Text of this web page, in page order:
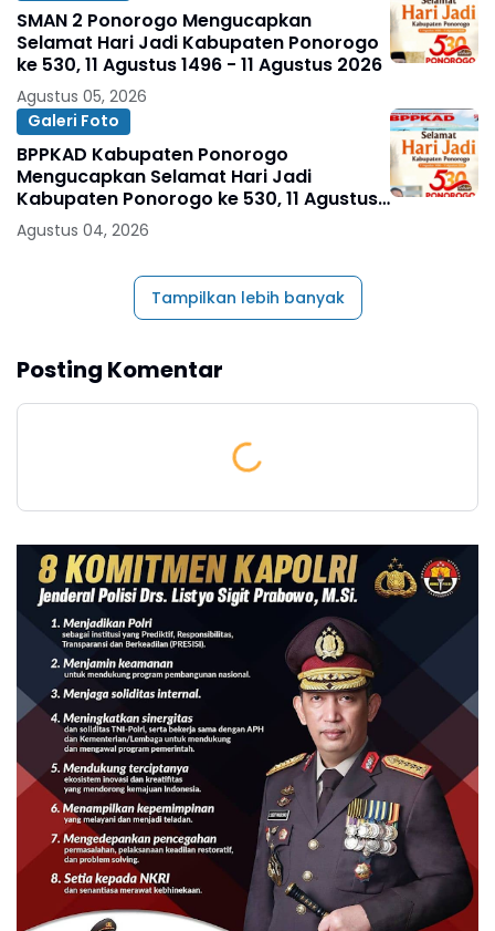
SMAN 2 Ponorogo Mengucapkan
Selamat Hari Jadi Kabupaten Ponorogo
ke 530, 11 Agustus 1496 - 11 Agustus 2026
Agustus 05, 2026
Galeri Foto
BPPKAD Kabupaten Ponorogo
Mengucapkan Selamat Hari Jadi
Kabupaten Ponorogo ke 530, 11 Agustus
1496 - 11 Agustus 2026
Agustus 04, 2026
Tampilkan lebih banyak
Posting Komentar